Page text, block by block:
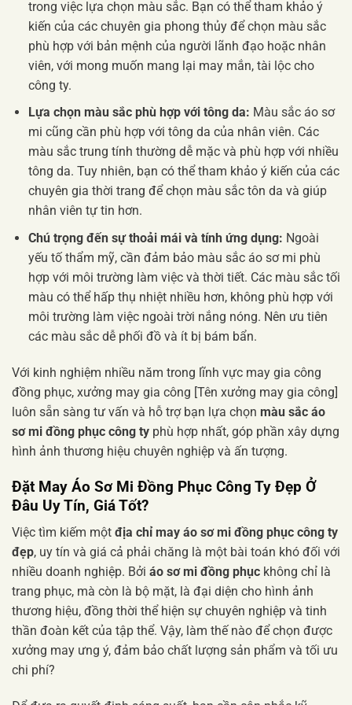
trong việc lựa chọn màu sắc. Bạn có thể tham khảo ý
kiến của các chuyên gia phong thủy để chọn màu sắc
phù hợp với bản mệnh của người lãnh đạo hoặc nhân
viên, với mong muốn mang lại may mắn, tài lộc cho
công ty.
Lựa chọn màu sắc phù hợp với tông da: Màu sắc áo sơ
mi cũng cần phù hợp với tông da của nhân viên. Các
màu sắc trung tính thường dễ mặc và phù hợp với nhiều
tông da. Tuy nhiên, bạn có thể tham khảo ý kiến của các
chuyên gia thời trang để chọn màu sắc tôn da và giúp
nhân viên tự tin hơn.
Chú trọng đến sự thoải mái và tính ứng dụng: Ngoài
yếu tố thẩm mỹ, cần đảm bảo màu sắc áo sơ mi phù
hợp với môi trường làm việc và thời tiết. Các màu sắc tối
màu có thể hấp thụ nhiệt nhiều hơn, không phù hợp với
môi trường làm việc ngoài trời nắng nóng. Nên ưu tiên
các màu sắc dễ phối đồ và ít bị bám bẩn.
Với kinh nghiệm nhiều năm trong lĩnh vực may gia công
đồng phục, xưởng may gia công [Tên xưởng may gia công]
luôn sẵn sàng tư vấn và hỗ trợ bạn lựa chọn màu sắc áo
sơ mi đồng phục công ty phù hợp nhất, góp phần xây dựng
hình ảnh thương hiệu chuyên nghiệp và ấn tượng.
Đặt May Áo Sơ Mi Đồng Phục Công Ty Đẹp Ở
Đâu Uy Tín, Giá Tốt?
Việc tìm kiếm một địa chỉ may áo sơ mi đồng phục công ty
đẹp, uy tín và giá cả phải chăng là một bài toán khó đối với
nhiều doanh nghiệp. Bởi áo sơ mi đồng phục không chỉ là
trang phục, mà còn là bộ mặt, là đại diện cho hình ảnh
thương hiệu, đồng thời thể hiện sự chuyên nghiệp và tinh
thần đoàn kết của tập thể. Vậy, làm thế nào để chọn được
xưởng may ưng ý, đảm bảo chất lượng sản phẩm và tối ưu
chi phí?